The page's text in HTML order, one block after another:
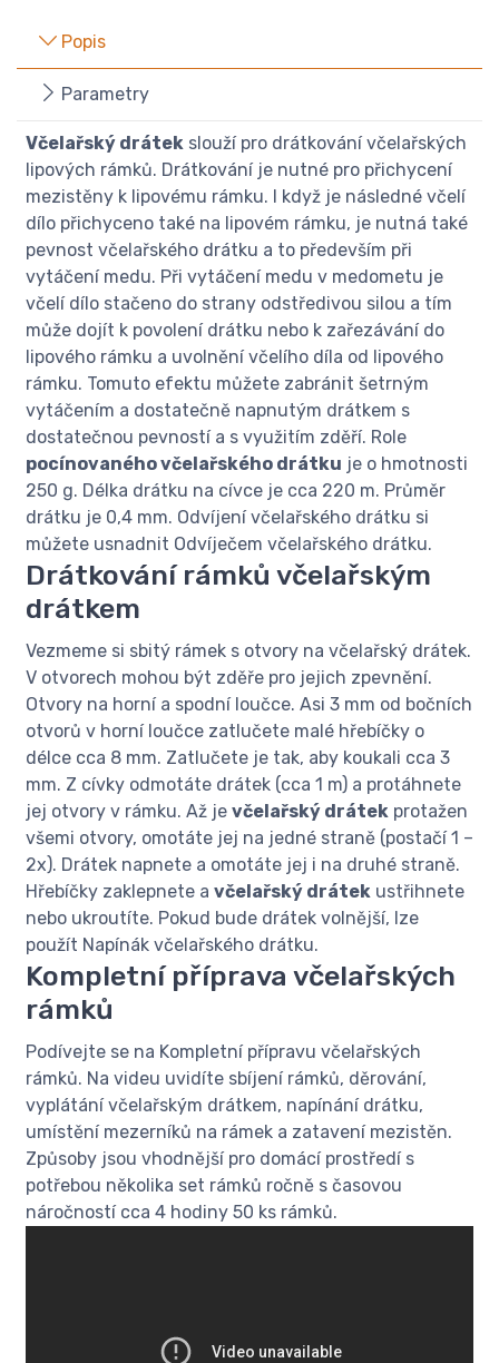
Popis
Parametry
Včelařský drátek slouží pro drátkování včelařských
lipových rámků. Drátkování je nutné pro přichycení
mezistěny k lipovému rámku. I když je následné včelí
dílo přichyceno také na lipovém rámku, je nutná také
pevnost včelařského drátku a to především při
vytáčení medu. Při vytáčení medu v medometu je
včelí dílo stačeno do strany odstředivou silou a tím
může dojít k povolení drátku nebo k zařezávání do
lipového rámku a uvolnění včelího díla od lipového
rámku. Tomuto efektu můžete zabránit šetrným
vytáčením a dostatečně napnutým drátkem s
dostatečnou pevností a s využitím zděří. Role
pocínovaného včelařského drátku je o hmotnosti
250 g. Délka drátku na cívce je cca 220 m. Průměr
drátku je 0,4 mm. Odvíjení včelařského drátku si
můžete usnadnit Odvíječem včelařského drátku.
Drátkování rámků včelařským
drátkem
Vezmeme si sbitý rámek s otvory na včelařský drátek.
V otvorech mohou být zděře pro jejich zpevnění.
Otvory na horní a spodní loučce. Asi 3 mm od bočních
otvorů v horní loučce zatlučete malé hřebíčky o
délce cca 8 mm. Zatlučete je tak, aby koukali cca 3
mm. Z cívky odmotáte drátek (cca 1 m) a protáhnete
jej otvory v rámku. Až je včelařský drátek protažen
všemi otvory, omotáte jej na jedné straně (postačí 1 –
2x). Drátek napnete a omotáte jej i na druhé straně.
Hřebíčky zaklepnete a včelařský drátek ustřihnete
nebo ukroutíte. Pokud bude drátek volnější, lze
použít Napínák včelařského drátku.
Kompletní příprava včelařských
rámků
Podívejte se na Kompletní přípravu včelařských
rámků. Na videu uvidíte sbíjení rámků, děrování,
vyplátání včelařským drátkem, napínání drátku,
umístění mezerníků na rámek a zatavení mezistěn.
Způsoby jsou vhodnější pro domácí prostředí s
potřebou několika set rámků ročně s časovou
náročností cca 4 hodiny 50 ks rámků.